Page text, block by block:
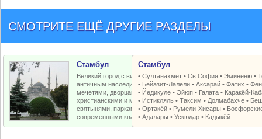
СМОТРИТЕ ЕЩЁ ДРУГИЕ РАЗДЕЛЫ
Стамбул
Великий город с византийским и
античным наследием, османскими
мечетями, дворцами, крепостями,
христианскими и мусульманскими
святынями, парками, старыми и
современными кварталами
Стамбул
•Султанахмет •Св.София •Эминёню •
• Бейазит-Лалели •Аксарай •Фатих •
• Йедикуле •Эйюп • Галата • Каракёй-
• Истикляль •Таксим • Долмабахче •
•Ортакёй • Румели-Xисары •
•Адалары •Ускюдар • Кадыкёй